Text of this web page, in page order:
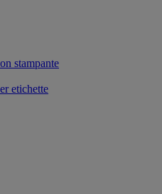
stampante
etichette